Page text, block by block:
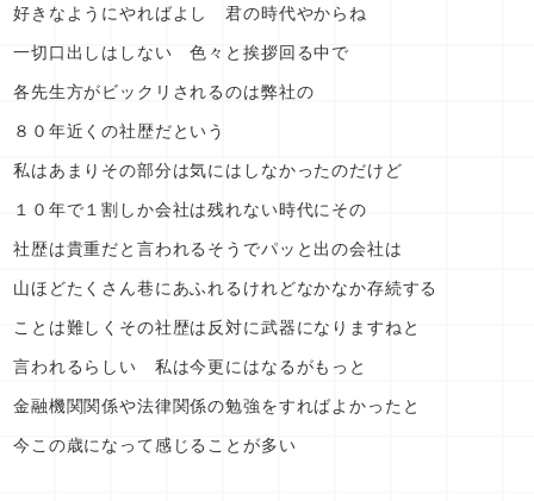
好きなようにやればよし 君の時代やからね
一切口出しはしない 色々と挨拶回る中で
各先生方がビックリされるのは弊社の
８０年近くの社歴だという
私はあまりその部分は気にはしなかったのだけど
１０年で１割しか会社は残れない時代にその
社歴は貴重だと言われるそうでパッと出の会社は
山ほどたくさん巷にあふれるけれどなかなか存続する
ことは難しくその社歴は反対に武器になりますねと
言われるらしい 私は今更にはなるがもっと
金融機関関係や法律関係の勉強をすればよかったと
今この歳になって感じることが多い